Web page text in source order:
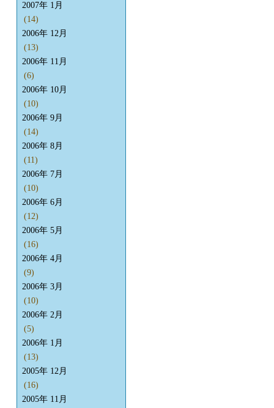
2007年 1月
(14)
2006年 12月
(13)
2006年 11月
(6)
2006年 10月
(10)
2006年 9月
(14)
2006年 8月
(11)
2006年 7月
(10)
2006年 6月
(12)
2006年 5月
(16)
2006年 4月
(9)
2006年 3月
(10)
2006年 2月
(5)
2006年 1月
(13)
2005年 12月
(16)
2005年 11月